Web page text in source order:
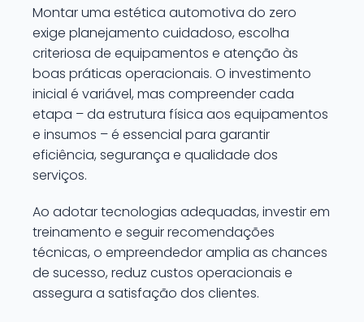
Montar uma estética automotiva do zero
exige planejamento cuidadoso, escolha
criteriosa de equipamentos e atenção às
boas práticas operacionais. O investimento
inicial é variável, mas compreender cada
etapa – da estrutura física aos equipamentos
e insumos – é essencial para garantir
eficiência, segurança e qualidade dos
serviços.
Ao adotar tecnologias adequadas, investir em
treinamento e seguir recomendações
técnicas, o empreendedor amplia as chances
de sucesso, reduz custos operacionais e
assegura a satisfação dos clientes.